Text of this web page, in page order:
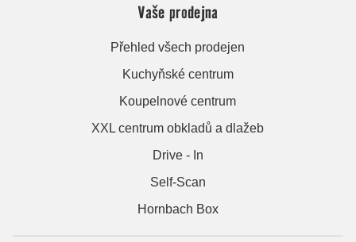
Vaše prodejna
Přehled všech prodejen
Kuchyňské centrum
Koupelnové centrum
XXL centrum obkladů a dlažeb
Drive - In
Self-Scan
Hornbach Box